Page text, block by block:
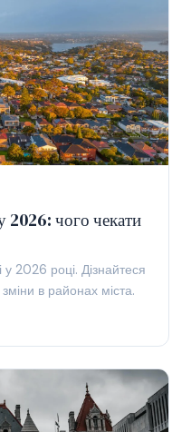
2026: чого чекати
2026 році. Дізнайтеся
в районах міста.